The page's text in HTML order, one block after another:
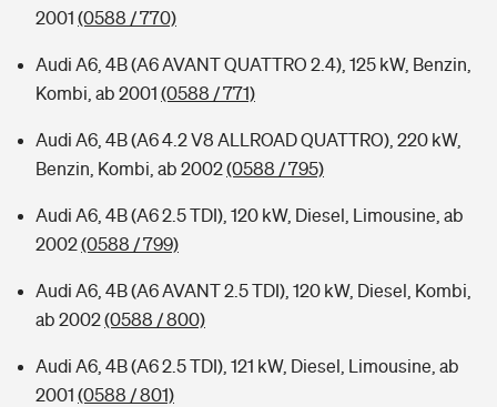
2001 (0588 / 770)
Audi A6, 4B (A6 AVANT QUATTRO 2.4), 125 kW, Benzin,
Kombi, ab 2001 (0588 / 771)
Audi A6, 4B (A6 4.2 V8 ALLROAD QUATTRO), 220 kW,
Benzin, Kombi, ab 2002(0588 / 795)
Audi A6, 4B (A6 2.5 TDI), 120 kW, Diesel, Limousine, ab
2002(0588 / 799)
Audi A6, 4B (A6 AVANT 2.5 TDI), 120 kW, Diesel, Kombi,
ab 2002(0588 / 800)
Audi A6, 4B (A6 2.5 TDI), 121 kW, Diesel, Limousine, ab
2001 (0588 / 801)